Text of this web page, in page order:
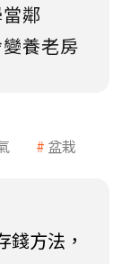
鄰
養老房
盆栽
錢方法，